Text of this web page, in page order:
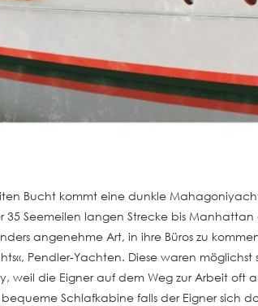
Bucht kommt eine dunkle
Seemeilen langen Strecke bis
angenehme Art, in ihre Büros zu
Pendler-Yachten. Diese waren
weil die Eigner auf dem Weg zur Arbeit
Schlafkabine falls der Eigner sich